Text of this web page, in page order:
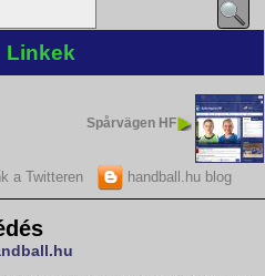
Linkek
Spårvägen HF
a Twitteren handball.hu blog